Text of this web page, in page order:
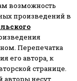
возможность
произведений в
Перепечатка
его автора, к
странице.
авторы несут